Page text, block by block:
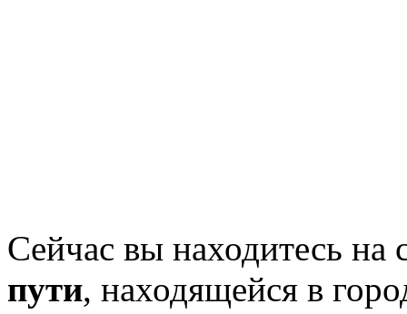
Сейчас вы находитесь на
пути, находящейся в